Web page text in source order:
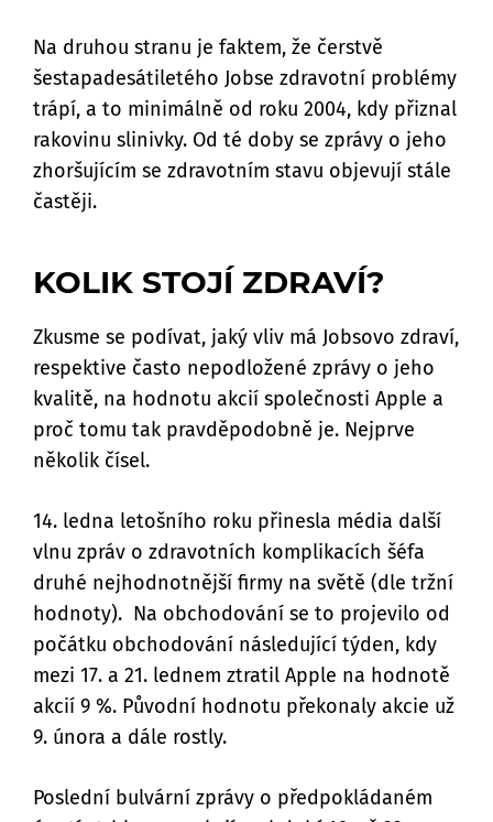
Na druhou stranu je faktem, že čerstvě
šestapadesátiletého Jobse zdravotní problémy
trápí, a to minimálně od roku 2004, kdy přiznal
rakovinu slinivky. Od té doby se zprávy o jeho
zhoršujícím se zdravotním stavu objevují stále
častěji.
KOLIK STOJÍ ZDRAVÍ?
Zkusme se podívat, jaký vliv má Jobsovo zdraví,
respektive často nepodložené zprávy o jeho
kvalitě, na hodnotu akcií společnosti Apple a
proč tomu tak pravděpodobně je. Nejprve
několik čísel.
14. ledna letošního roku přinesla média další
vlnu zpráv o zdravotních komplikacích šéfa
druhé nejhodnotnější firmy na světě (dle tržní
hodnoty). Na obchodování se to projevilo od
počátku obchodování následující týden, kdy
mezi 17. a 21. lednem ztratil Apple na hodnotě
akcií 9 %. Původní hodnotu překonaly akcie už
9. února a dále rostly.
Poslední bulvární zprávy o předpokládaném